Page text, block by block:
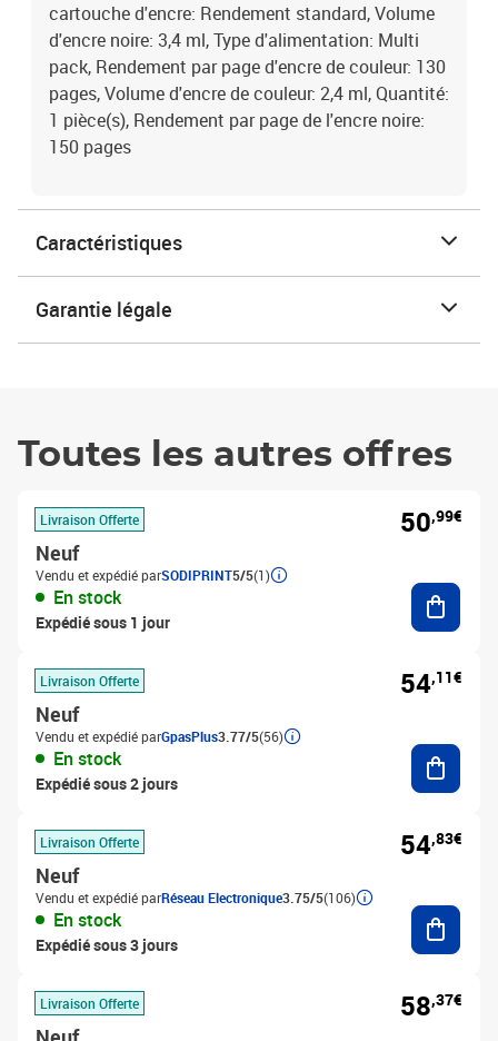
cartouche d'encre: Rendement standard, Volume
d'encre noire: 3,4 ml, Type d'alimentation: Multi
pack, Rendement par page d'encre de couleur: 130
pages, Volume d'encre de couleur: 2,4 ml, Quantité:
1 pièce(s), Rendement par page de l'encre noire:
150 pages
Caractéristiques
Garantie légale
Toutes les autres offres
Livraison Offerte
Neuf
Vendu et expédié parSODIPRINT5/5(1)
En stock
Expédié sous 1 jour
50,99€
Livraison Offerte
Neuf
Vendu et expédié parGpasPlus3.77/5(56)
En stock
Expédié sous 2 jours
54,11€
Livraison Offerte
Neuf
Vendu et expédié parRéseau Electronique3.75/5(106)
En stock
Expédié sous 3 jours
54,83€
Livraison Offerte 58,37€